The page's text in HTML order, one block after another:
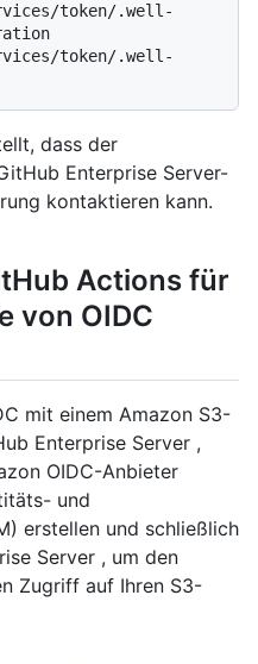
token/.well-
token/.well-
dass der
Enterprise Server-
kontaktieren kann.
Actions für
von OIDC
mit einem Amazon S3-
Enterprise Server ,
OIDC-Anbieter
und
erstellen und schließlich
Server , um den
Zugriff auf Ihren S3-